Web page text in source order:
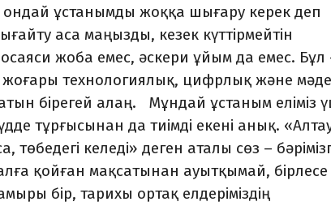
ондай ұстанымды жоққа шығару керек деп
аса маңызды, кезек күттірмейтін
жоба емес, әскери ұйым да емес. Бұл
жоғары технологиялық, цифрлық және
бірегей алаң. Мұндай ұстаным еліміз
тұрғысынан да тиімді екені анық.
төбедегі келеді» деген аталы сөз –
қойған мақсатынан ауытқымай,
бір, тарихы ортақ елдеріміздің